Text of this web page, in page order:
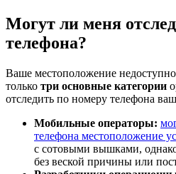
Могут ли меня
телефона?
Ваше местоположение
только три основные категории
отследить по номеру телефона
Мобильные операторы:
телефона местоположение
с сотовыми вышками,
без веской причины или